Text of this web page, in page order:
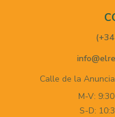
Calle de la
M-V:
S-D: